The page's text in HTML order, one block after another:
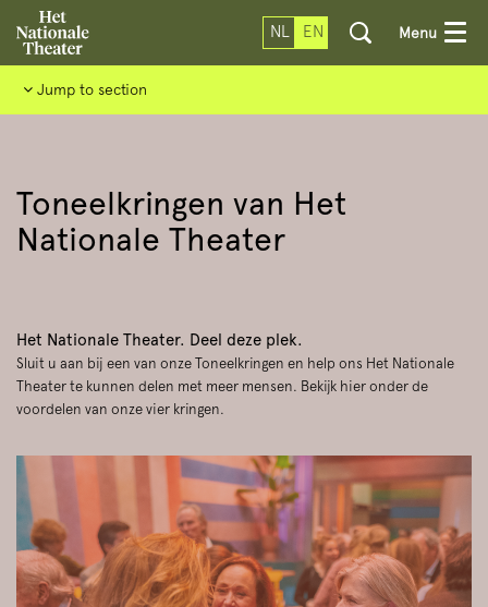
NL EN Menu
Jump to section
Toneelkringen van Het
Nationale Theater
Het Nationale Theater. Deel deze plek.
Sluit u aan bij een van onze Toneelkringen en help ons Het Nationale
Theater te kunnen delen met meer mensen. Bekijk hier onder de
voordelen van onze vier kringen.